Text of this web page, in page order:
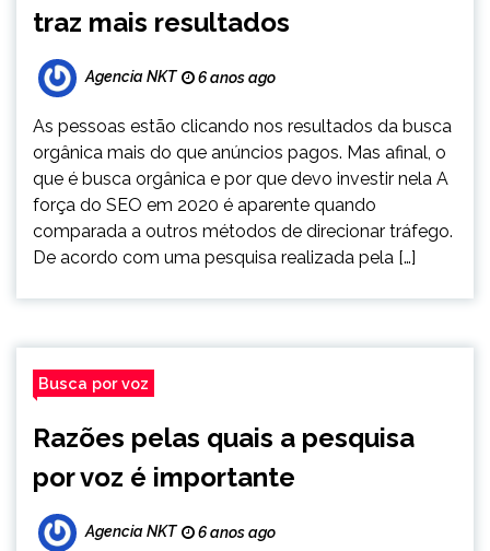
traz mais resultados
Agencia NKT 6 anos ago
As pessoas estão clicando nos resultados da busca
orgânica mais do que anúncios pagos. Mas afinal, o
que é busca orgânica e por que devo investir nela A
força do SEO em 2020 é aparente quando
comparada a outros métodos de direcionar tráfego.
De acordo com uma pesquisa realizada pela […]
Busca por voz
Razões pelas quais a pesquisa
por voz é importante
Agencia NKT 6 anos ago